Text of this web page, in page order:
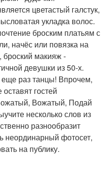
цветастый галстук,
укладка волос.
броским платьям с
начёс или повязка на
броский макияж -
девушки из 50-х.
раз танцы! Впрочем,
гостей
Вожатый, Подай
несколько слов из
разнообразит
неординарный фотосет,
на публику.